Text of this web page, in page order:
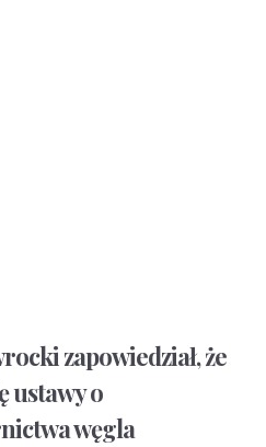
zapowiedział, że
ustawy o
węgla